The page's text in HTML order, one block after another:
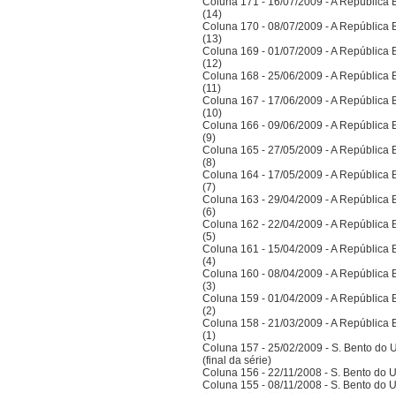
(14)
Coluna 170 - 08/07/2009 - A República
(13)
Coluna 169 - 01/07/2009 - A República
(12)
Coluna 168 - 25/06/2009 - A República
(11)
Coluna 167 - 17/06/2009 - A República
(10)
Coluna 166 - 09/06/2009 - A República
(9)
Coluna 165 - 27/05/2009 - A República
(8)
Coluna 164 - 17/05/2009 - A República
(7)
Coluna 163 - 29/04/2009 - A República
(6)
Coluna 162 - 22/04/2009 - A República
(5)
Coluna 161 - 15/04/2009 - A República
(4)
Coluna 160 - 08/04/2009 - A República
(3)
Coluna 159 - 01/04/2009 - A República
(2)
Coluna 158 - 21/03/2009 - A República
(1)
Coluna 157 - 25/02/2009 - S. Bento do
(final da série)
Coluna 156 - 22/11/2008 - S. Bento do
Coluna 155 - 08/11/2008 - S. Bento do